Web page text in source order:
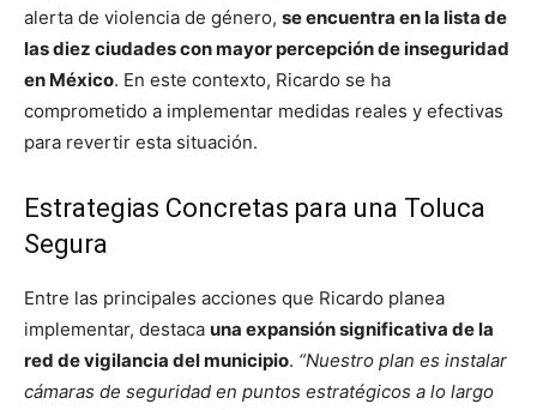
alerta de violencia de género, se encuentra en la lista de
las diez ciudades con mayor percepción de inseguridad
en México. En este contexto, Ricardo se ha
comprometido a implementar medidas reales y efectivas
para revertir esta situación.
Estrategias Concretas para una Toluca
Segura
Entre las principales acciones que Ricardo planea
implementar, destaca una expansión significativa de la
red de vigilancia del municipio. “Nuestro plan es instalar
cámaras de seguridad en puntos estratégicos a lo largo